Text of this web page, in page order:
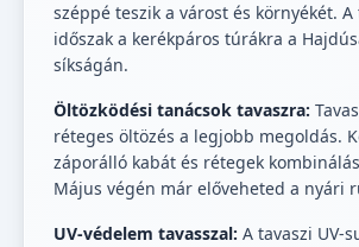
széppé teszik a várost és környékét. A
időszak a kerékpáros túrákra a
síkságán.
Öltözködési tanácsok tavaszra:
réteges öltözés a legjobb megoldás.
záporálló kabát és rétegek
Május végén már előveheted a nyári
UV-védelem tavasszal: A tavaszi UV-